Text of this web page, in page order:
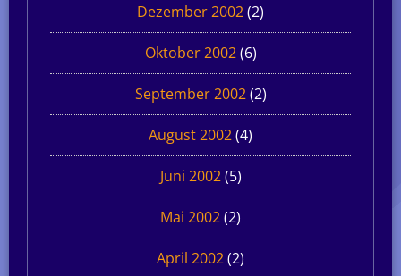
Dezember 2002(2)
Oktober 2002(6)
September 2002(2)
August 2002(4)
Juni 2002(5)
Mai 2002(2)
April 2002(2)